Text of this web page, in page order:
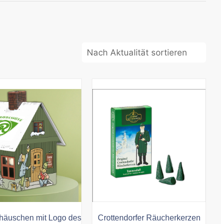
mit Logo des
Crottendorfer Räucherkerzen